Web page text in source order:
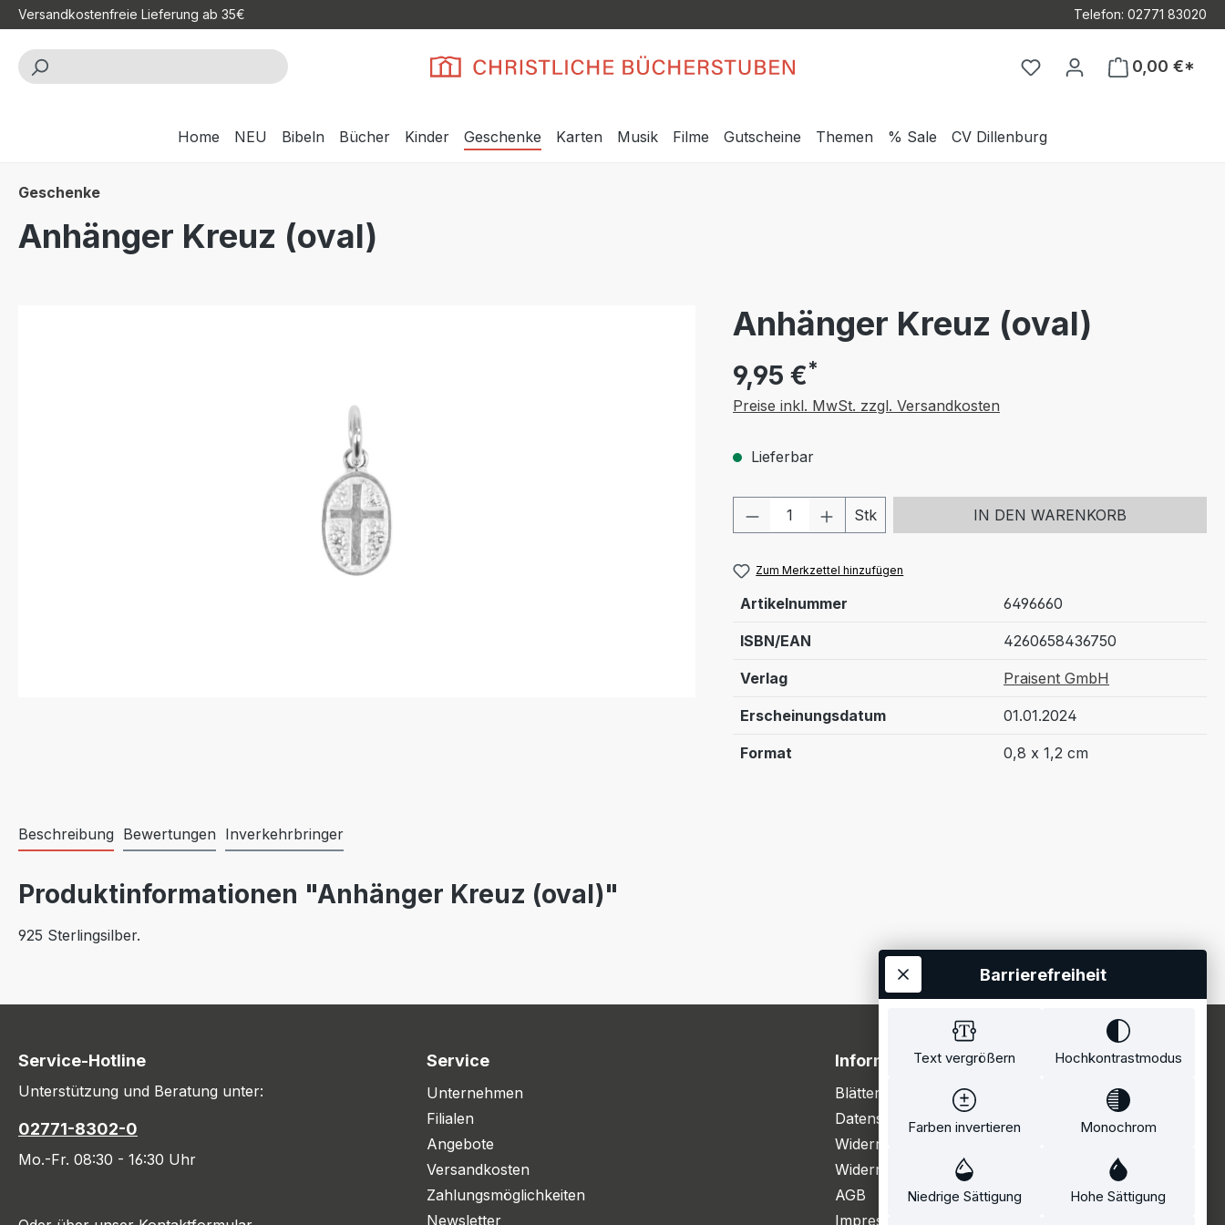
Hauptinhalt springen
Zur Suche springen
Zur Hauptnavigation springen
Versandkostenfreie Lieferung ab 35€ Telefon: 02771 83020
Du hast 0 Produkte auf
0,00 €*
Home NEU Bibeln Bücher Kinder Geschenke Karten Musik Filme Gutscheine Themen % Sale CV Dillenburg
Geschenke
Anhänger Kreuz (oval)
Anhänger Kreuz (oval)
9,95 €*
Preise inkl. MwSt. zzgl. Versandkosten
Lieferbar
Produkt Anzahl: Gib den gewünschten Wert
Stk IN DEN WARENKORB
Zum Merkzettel hinzufügen
Artikelnummer 6496660
ISBN/EAN 4260658436750
Verlag Praisent GmbH
Erscheinungsdatum 01.01.2024
Format 0,8 x 1,2 cm
Beschreibung Bewertungen Inverkehrbringer
Produktinformationen "Anhänger Kreuz (oval)"
925 Sterlingsilber.
Service-Hotline
Unterstützung und Beratung unter:
02771-8302-0
Mo.-Fr. 08:30 - 16:30 Uhr
Service
Unternehmen
Filialen
Angebote
Versandkosten
Zahlungsmöglichkeiten
Newsletter
Information
Blätterkatalog
Datenschutzerklärung
Widerrufsbelehrung
Widerrufsformular
AGB
Impressum
Text vergrößern Hochkontrastmodus
Farben invertieren Monochrom
Niedrige Sättigung Hohe Sättigung
Barrierefreiheit